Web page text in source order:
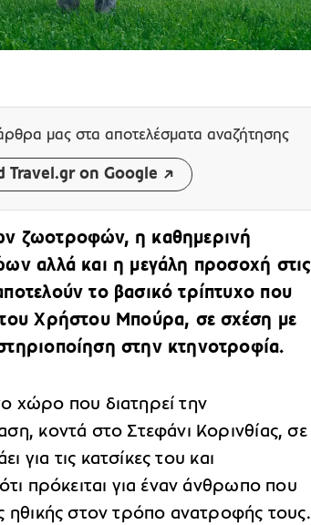
μας στα αποτελέσματα αναζήτησης
Travel.gr on Google
ζωοτροφών, η καθημερινή
αλλά και η μεγάλη προσοχή στις
το βασικό τρίπτυχο που
του Χρήστου Μπούρα, σε σχέση με
στην κτηνοτροφία.
χώρο που διατηρεί την
κοντά στο Στεφάνι Κορινθίας, σε
για τις κατσίκες του και
πρόκειται για έναν άνθρωπο που
ηθικής στον τρόπο ανατροφής τους.